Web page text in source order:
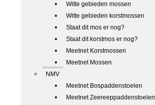
Witte gebieden mossen
Witte gebieden korstmossen
Staat dit mos er nog?
Staat dit korstmos er nog?
Meetnet Korstmossen
Meetnet Mossen
NMV
Meetnet Bospaddenstoelen
Meetnet Zeereeppaddenstoelen